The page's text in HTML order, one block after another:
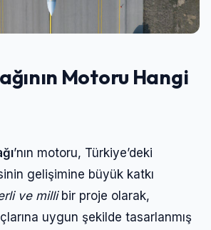
Motoru Hangi
’nın motoru, Türkiye’deki
gelişimine büyük katkı
ve millibir proje olarak,
uygun şekilde tasarlanmış